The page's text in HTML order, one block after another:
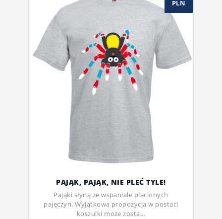
PLN
PAJĄK, PAJĄK, NIE PLEĆ TYLE!
Pająki słyną ze wspaniale plecionych
pajęczyn. Wyjątkowa propozycja w postaci
koszulki może zosta...